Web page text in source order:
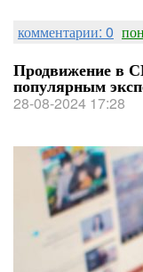
комментарии: 0
Продвижение в
популярным
28-08-2024 17:28